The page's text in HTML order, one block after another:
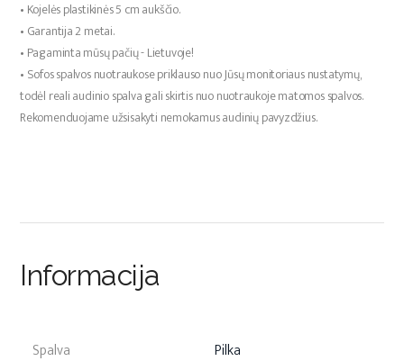
• Kojelės plastikinės 5 cm aukščio.
• Garantija 2 metai.
• Pagaminta mūsų pačių - Lietuvoje!
• Sofos spalvos nuotraukose priklauso nuo Jūsų monitoriaus nustatymų,
todėl reali audinio spalva gali skirtis nuo nuotraukoje matomos spalvos.
Rekomenduojame užsisakyti nemokamus audinių pavyzdžius.
Informacija
Spalva Pilka